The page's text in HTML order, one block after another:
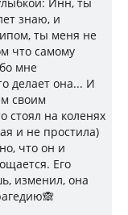
знаю, и
ты меня не
что самому
мне
делает она... И
своим
стоял на коленях
и не простила)
что он и
Его
изменил, она